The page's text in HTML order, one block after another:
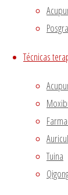
Técnicas
Tuina